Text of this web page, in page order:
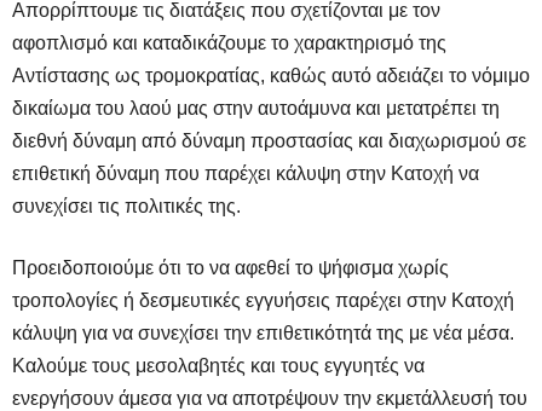
Απορρίπτουμε τις διατάξεις που σχετίζονται με τον
αφοπλισμό και καταδικάζουμε το χαρακτηρισμό της
Αντίστασης ως τρομοκρατίας, καθώς αυτό αδειάζει το νόμιμο
δικαίωμα του λαού μας στην αυτοάμυνα και μετατρέπει τη
διεθνή δύναμη από δύναμη προστασίας και διαχωρισμού σε
επιθετική δύναμη που παρέχει κάλυψη στην Κατοχή να
συνεχίσει τις πολιτικές της.
Προειδοποιούμε ότι το να αφεθεί το ψήφισμα χωρίς
τροπολογίες ή δεσμευτικές εγγυήσεις παρέχει στην Κατοχή
κάλυψη για να συνεχίσει την επιθετικότητά της με νέα μέσα.
Καλούμε τους μεσολαβητές και τους εγγυητές να
ενεργήσουν άμεσα για να αποτρέψουν την εκμετάλλευσή του